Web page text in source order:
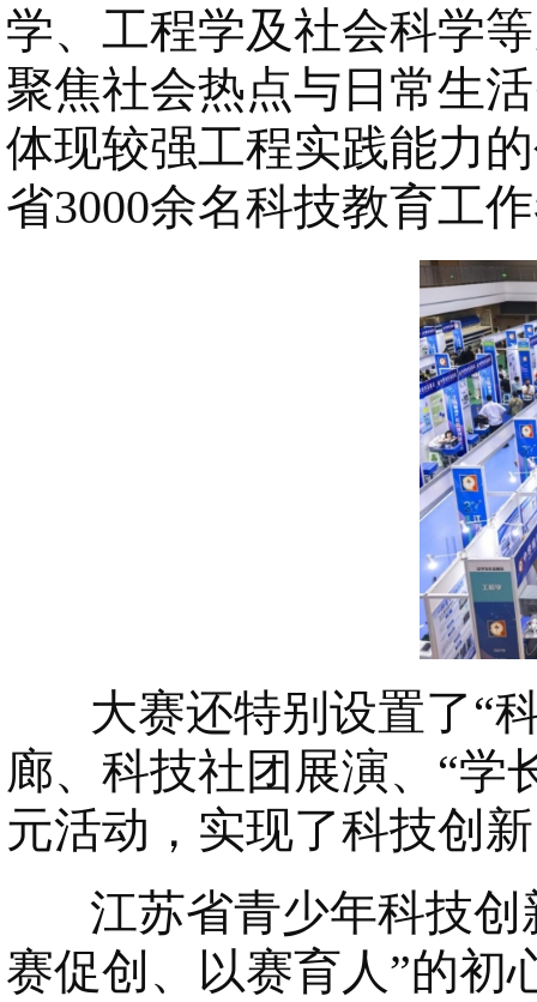
学、工程学及社会科学
聚焦社会热点与日常生
体现较强工程实践能力
省3000余名科技教育工
大赛还特别设置了“科
廊、科技社团展演、“学
元活动，实现了科技创
江苏省青少年科技创
赛促创、以赛育人”的初